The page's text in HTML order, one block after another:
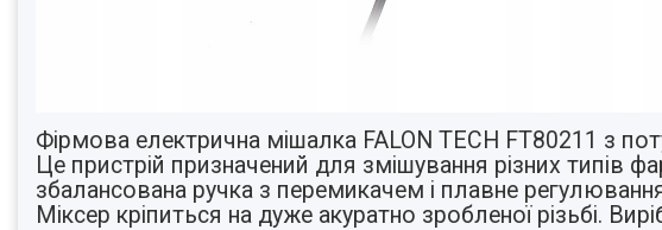
Фірмова електрична мішалка FALON TECH FT80211 з
Це пристрій призначений для змішування різних типів
збалансована ручка з перемикачем і плавне
Міксер кріпиться на дуже акуратно зробленої різьбі.